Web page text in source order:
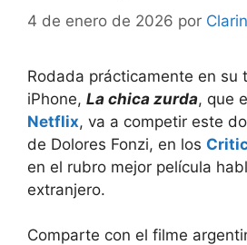
4 de enero de 2026 por
Rodada prácticamente en su
iPhone, La chica zurda, que
Netflix, va a competir este
de Dolores Fonzi, en los
en el rubro mejor película
extranjero.
Comparte con el filme